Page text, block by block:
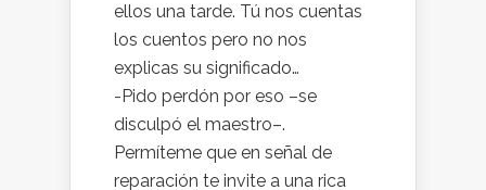
ellos una tarde. Tú nos cuentas
los cuentos pero no nos
explicas su significado…
-Pido perdón por eso –se
disculpó el maestro–.
Permíteme que en señal de
reparación te invite a una rica